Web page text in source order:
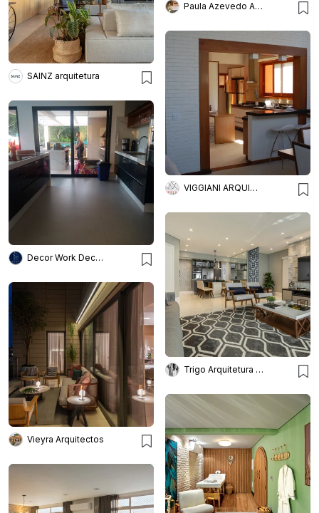
Paula Azevedo Arquitetura e Interiores
SAINZ arquitetura
VIGGIANI ARQUITETURA
Decor Work Decoração De Interi
Trigo Arquitetura - Silvia Silot e Mariane Vanzei
Vieyra Arquitectos